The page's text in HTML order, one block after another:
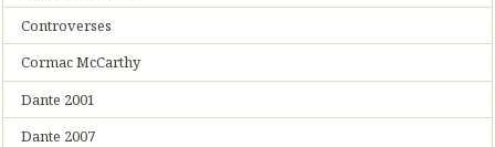
Controverses
Cormac McCarthy
Dante 2001
Dante 2007